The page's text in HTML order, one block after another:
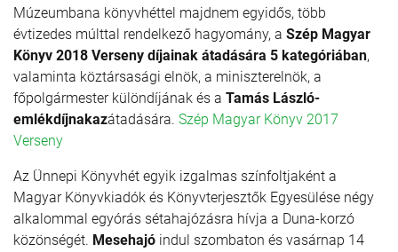
Múzeumbana könyvhéttel majdnem egyidős, több
évtizedes múlttal rendelkező hagyomány, a Szép Magyar
Könyv 2018 Verseny díjainak átadására 5 kategóriában,
valaminta köztársasági elnök, a miniszterelnök, a
főpolgármester különdíjának és a Tamás László-
emlékdíjnakazátadására. Szép Magyar Könyv 2017
Verseny
Az Ünnepi Könyvhét egyik izgalmas színfoltjaként a
Magyar Könyvkiadók és Könyvterjesztők Egyesülése négy
alkalommal egyórás sétahajózásra hívja a Duna-korzó
közönségét. Mesehajó indul szombaton és vasárnap 14